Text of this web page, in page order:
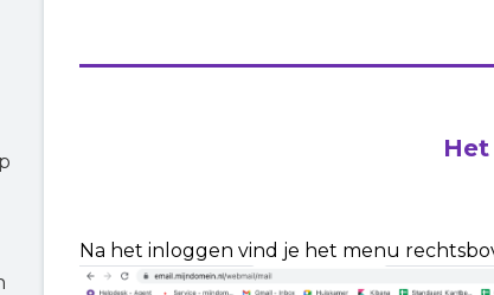
Na het inloggen vind je het menu